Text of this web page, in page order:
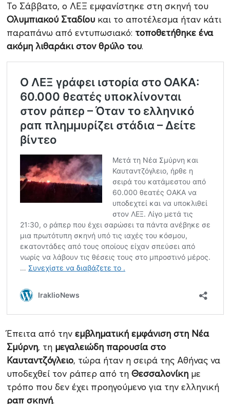
Το Σάββατο, ο ΛΕΞ εμφανίστηκε στη σκηνή του
Ολυμπιακού Σταδίουκαι το αποτέλεσμα ήταν κάτι
παραπάνω από εντυπωσιακό: τοποθετήθηκε ένα
ακόμη λιθαράκι στον θρύλο του.
Έπειτα από την εμβληματική εμφάνιση στη Νέα
Σμύρνη, τη μεγαλειώδη παρουσία στο
Καυταντζόγλειο, τώρα ήταν η σειρά της Αθήνας να
υποδεχθεί τον ράπερ από τη Θεσσαλονίκημε
τρόπο που δεν έχει προηγούμενο για την ελληνική
ραπ σκηνή.